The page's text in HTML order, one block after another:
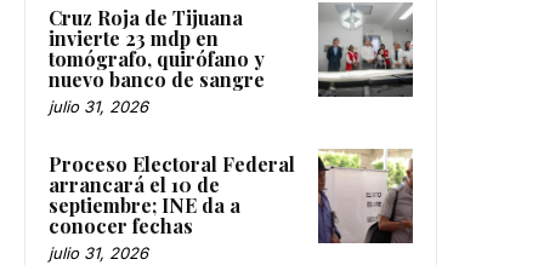
Cruz Roja de Tijuana
invierte 23 mdp en
tomógrafo, quirófano y
nuevo banco de sangre
julio 31, 2026
Proceso Electoral Federal
arrancará el 10 de
septiembre; INE da a
conocer fechas
julio 31, 2026